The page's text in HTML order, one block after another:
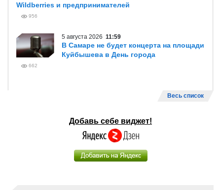
Wildberries и предпринимателей
956
5 августа 2026 11:59
В Самаре не будет концерта на площади
Куйбышева в День города
662
Весь список
Добавь себе виджет!